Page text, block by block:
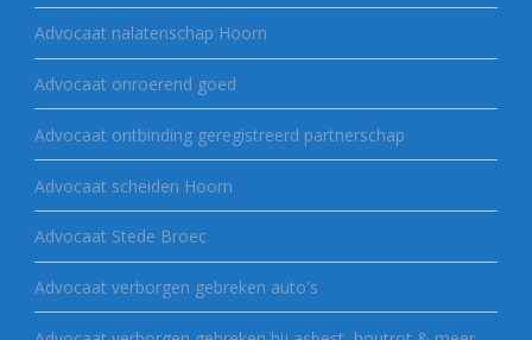
Advocaat nalatenschap Hoorn
Advocaat onroerend goed
Advocaat ontbinding geregistreerd partnerschap
Advocaat scheiden Hoorn
Advocaat Stede Broec
Advocaat verborgen gebreken auto's